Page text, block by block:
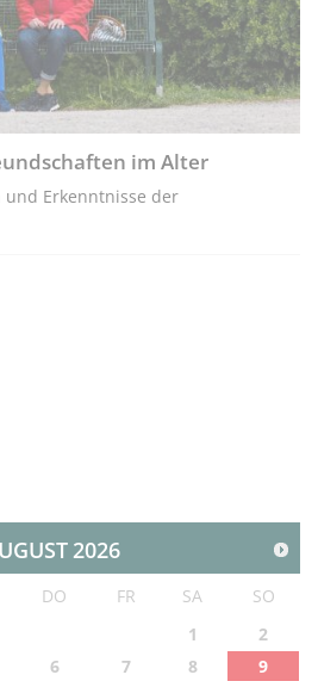
im Alter
und Erkenntnisse der
2026
DO FR SA
SO
1
2
6 7 8
9